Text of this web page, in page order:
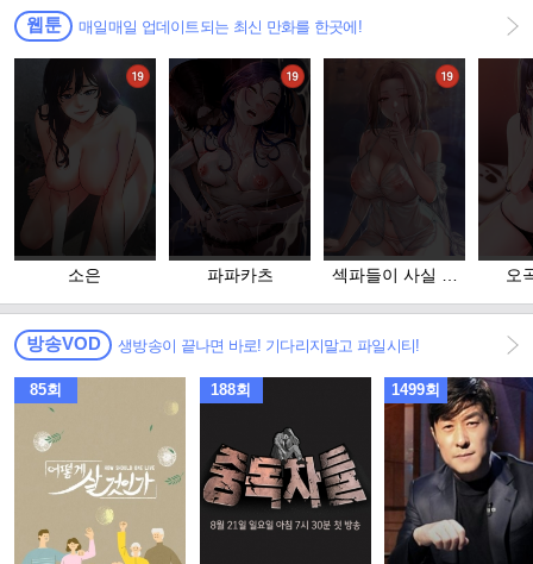
웹툰 매일매일 업데이트되는 최신 만화를 한곳에!
소은 파파카츠
섹파들이 사실 가
오
방송VOD 생방송이 끝나면 바로! 기다리지말고 파일시티!
85회 188회 1499회